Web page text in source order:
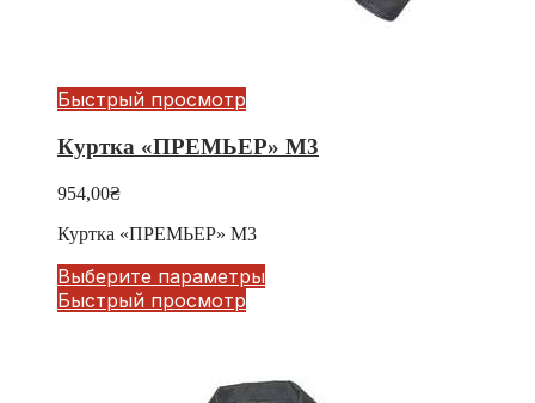
Быстрый просмотр
Куртка «ПРЕМЬЕР» М3
954,00₴
Куртка «ПРЕМЬЕР» М3
Выберите параметры
Быстрый просмотр